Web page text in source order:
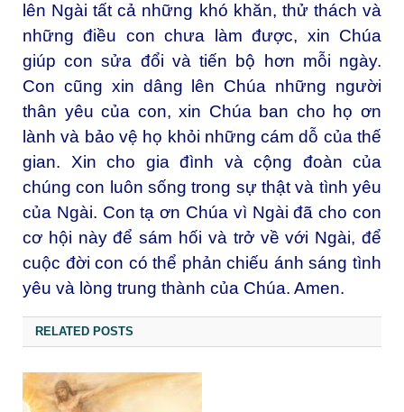
lên Ngài tất cả những khó khăn, thử thách và
những điều con chưa làm được, xin Chúa
giúp con sửa đổi và tiến bộ hơn mỗi ngày.
Con cũng xin dâng lên Chúa những người
thân yêu của con, xin Chúa ban cho họ ơn
lành và bảo vệ họ khỏi những cám dỗ của thế
gian. Xin cho gia đình và cộng đoàn của
chúng con luôn sống trong sự thật và tình yêu
của Ngài. Con tạ ơn Chúa vì Ngài đã cho con
cơ hội này để sám hối và trở về với Ngài, để
cuộc đời con có thể phản chiếu ánh sáng tình
yêu và lòng trung thành của Chúa. Amen.
RELATED POSTS